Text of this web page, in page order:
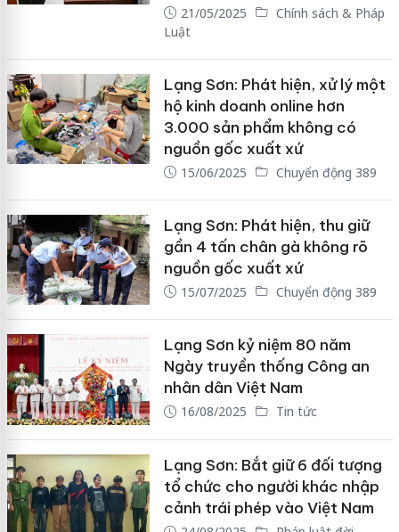
21/05/2025
Chính sách & Pháp
Luật
Lạng Sơn: Phát hiện, xử lý một
hộ kinh doanh online hơn
3.000 sản phẩm không có
nguồn gốc xuất xứ
15/06/2025 Chuyển động 389
Lạng Sơn: Phát hiện, thu giữ
gần 4 tấn chân gà không rõ
nguồn gốc xuất xứ
15/07/2025 Chuyển động 389
Lạng Sơn kỷ niệm 80 năm
Ngày truyền thống Công an
nhân dân Việt Nam
16/08/2025 Tin tức
Lạng Sơn: Bắt giữ 6 đối tượng
tổ chức cho người khác nhập
cảnh trái phép vào Việt Nam